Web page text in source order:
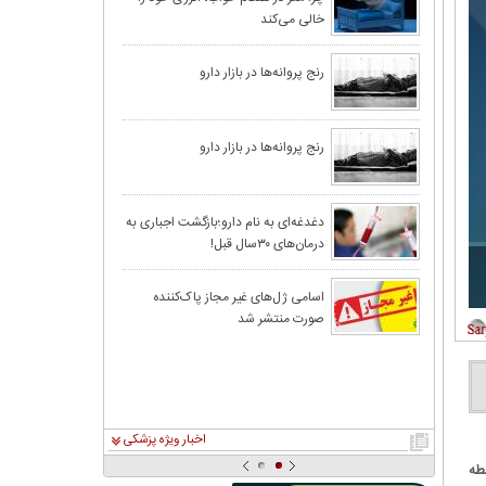
خالی می‌کند
رنج پروانه‌ها در بازار دارو
رنج پروانه‌ها در بازار دارو
دغدغه‌ای به‌ نام دارو؛بازگشت اجباری به
درمان‌های ۳۰‌سال قبل!
اسامی ژل‌های غیر مجاز پاک‌کننده
صورت منتشر شد
اخبار ویژه پزشکی